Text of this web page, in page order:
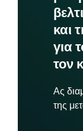
και
για
τον
Ας
της